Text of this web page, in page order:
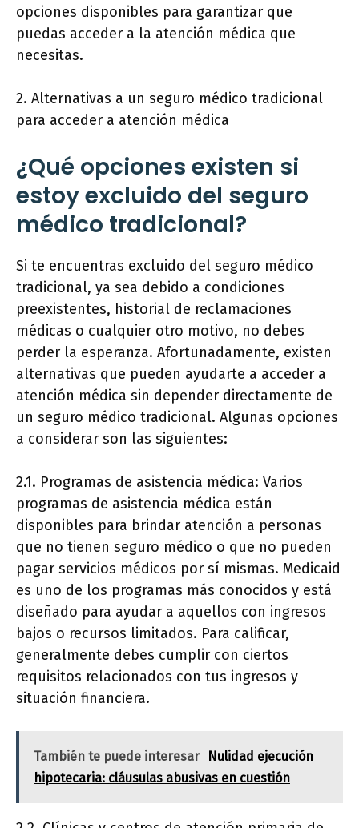
opciones disponibles para garantizar que
puedas acceder a la atención médica que
necesitas.
2. Alternativas a un seguro médico tradicional
para acceder a atención médica
¿Qué opciones existen si
estoy excluido del seguro
médico tradicional?
Si te encuentras excluido del seguro médico
tradicional, ya sea debido a condiciones
preexistentes, historial de reclamaciones
médicas o cualquier otro motivo, no debes
perder la esperanza. Afortunadamente, existen
alternativas que pueden ayudarte a acceder a
atención médica sin depender directamente de
un seguro médico tradicional. Algunas opciones
a considerar son las siguientes:
2.1. Programas de asistencia médica: Varios
programas de asistencia médica están
disponibles para brindar atención a personas
que no tienen seguro médico o que no pueden
pagar servicios médicos por sí mismas. Medicaid
es uno de los programas más conocidos y está
diseñado para ayudar a aquellos con ingresos
bajos o recursos limitados. Para calificar,
generalmente debes cumplir con ciertos
requisitos relacionados con tus ingresos y
situación financiera.
También te puede interesar
Nulidad ejecución
hipotecaria: cláusulas abusivas en cuestión